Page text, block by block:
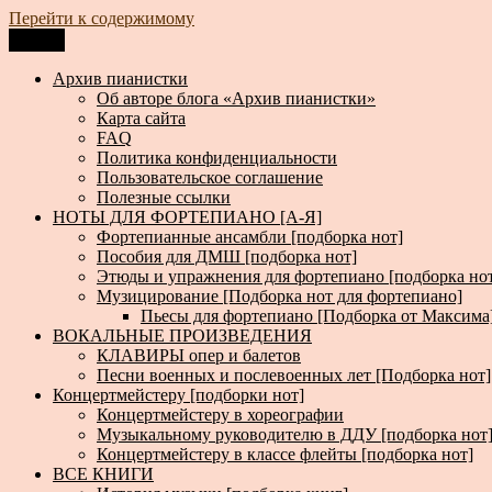
Перейти к содержимому
Архив пианистки
Всё для пианистов: ноты, книги, музыка, статьи…
Архив пианистки
Об авторе блога «Архив пианистки»
Карта сайта
FAQ
Политика конфиденциальности
Пользовательское соглашение
Полезные ссылки
НОТЫ ДЛЯ ФОРТЕПИАНО [А-Я]
Фортепианные ансамбли [подборка нот]
Пособия для ДМШ [подборка нот]
Этюды и упражнения для фортепиано [подборка
Музицирование [Подборка нот для фортепиано]
Пьесы для фортепиано [Подборка от
ВОКАЛЬНЫЕ ПРОИЗВЕДЕНИЯ
КЛАВИРЫ опер и балетов
Песни военных и послевоенных лет [Подборка нот]
Концертмейстеру [подборки нот]
Концертмейстеру в хореографии
Музыкальному руководителю в ДДУ [подборка нот]
Концертмейстеру в классе флейты [подборка нот]
ВСЕ КНИГИ